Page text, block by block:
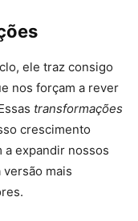
ele traz consigo
nos forçam a rever
transformações
crescimento
a expandir nossos
mais